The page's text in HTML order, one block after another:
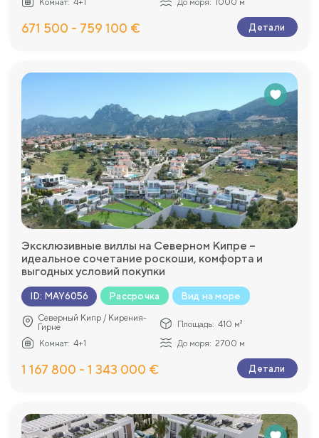
671 500 - 759 100 € Детали
Эксклюзивные виллы на Северном Кипре –
идеальное сочетание роскоши, комфорта и
выгодных условий покупки
ID: MAY6056 Рассрочка Вид на море
Северный Кипр / Кирения-
Гирне
Площадь: 410 м²
Комнат: 4+1 До моря: 2700 м
1 167 800 - 1 343 000 € Детали